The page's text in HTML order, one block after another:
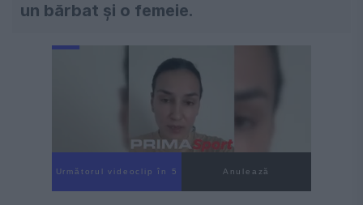
un bărbat și o femeie.
Următorul videoclip în 4 Anulează